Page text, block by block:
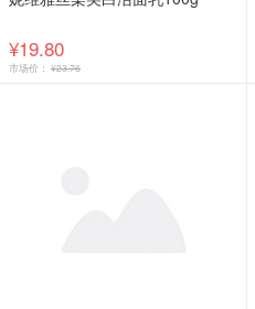
¥19.80
市场价： ¥23.76